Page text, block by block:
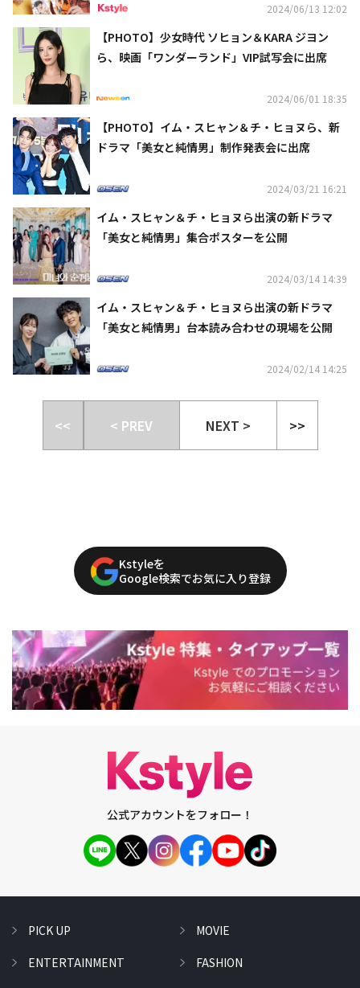
2024/06/13 12:02
【PHOTO】少女時代 ソヒョン＆KARA ジヨン
ら、映画「ワンダーランド」VIP試写会に出席
2024/06/01 18:35
【PHOTO】イム・スヒャン＆チ・ヒョヌら、新
ドラマ「美女と純情男」制作発表会に出席
2024/03/21 16:21
イム・スヒャン＆チ・ヒョヌら出演の新ドラマ
「美女と純情男」集合ポスターを公開
2024/03/14 14:39
イム・スヒャン＆チ・ヒョヌら出演の新ドラマ
「美女と純情男」台本読み合わせの現場を公開
2024/02/14 14:25
<< < PREV NEXT > >>
Kstyleを
Google検索でお気に入り登録
公式アカウントをフォロー！
PICK UP
ENTERTAINMENT
MOVIE
FASHION